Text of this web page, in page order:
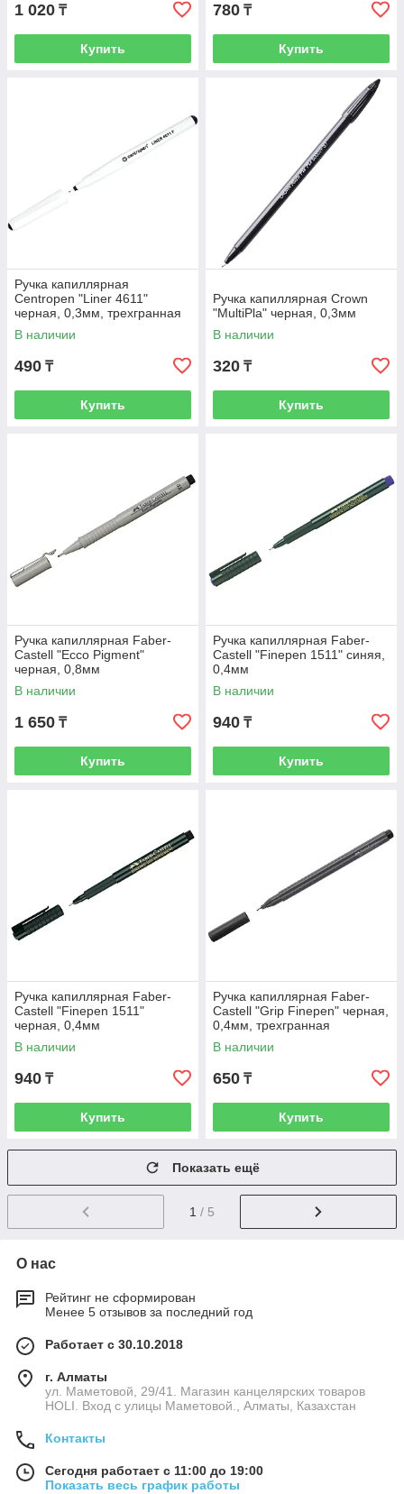
1 020 ₸
Купить
780 ₸
Купить
Ручка капиллярная
Centropen "Liner 4611"
черная, 0,3мм, трехгранная
В наличии
490 ₸
Купить
Ручка капиллярная Crown
"MultiPla" черная, 0,3мм
В наличии
320 ₸
Купить
Ручка капиллярная Faber-
Castell "Ecco Pigment"
черная, 0,8мм
В наличии
1 650 ₸
Купить
Ручка капиллярная Faber-
Castell "Finepen 1511" синяя,
0,4мм
В наличии
940 ₸
Купить
Ручка капиллярная Faber-
Castell "Finepen 1511"
черная, 0,4мм
В наличии
940 ₸
Купить
Ручка капиллярная Faber-
Castell "Grip Finepen" черная,
0,4мм, трехгранная
В наличии
650 ₸
Купить
Показать ещё
1 / 5
О нас
Рейтинг не сформирован
Менее 5 отзывов за последний год
Работает с 30.10.2018
г. Алматы
ул. Маметовой, 29/41. Магазин канцелярских товаров
HOLI. Вход с улицы Маметовой., Алматы, Казахстан
Контакты
Сегодня работает с 11:00 до 19:00
Показать весь график работы